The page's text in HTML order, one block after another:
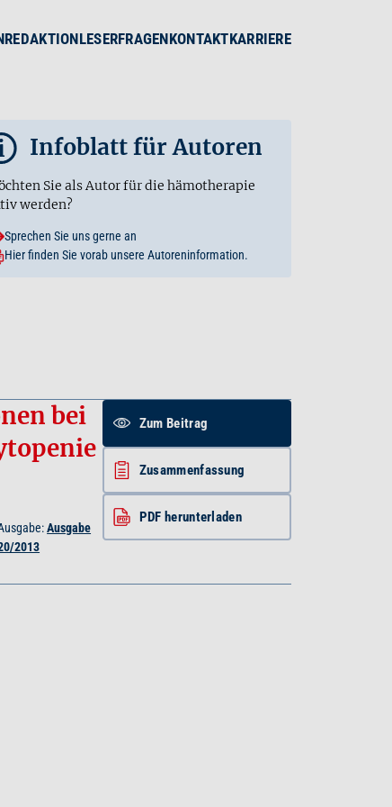
REDAKTIONLESERFRAGENKONTAKTKARRIERE
Infoblatt für Autoren
Sie als Autor für die hämotherapie
werden?
Sprechen Sie uns gerne an
Hier finden Sie vorab unsere Autoreninformation.
bei
Ausgabe
2013
Zum Beitrag
Zusammenfassung
PDF herunterladen